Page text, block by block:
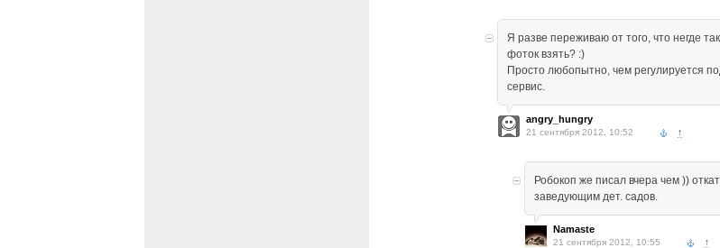
Я разве переживаю от того, что негде
фоток взять? :)
Просто любопытно, чем регулируется
сервис.
angry_hungry
21 сентября 2012, 10:52 ↑
Робокоп же писал вчера чем ))
заведующим дет. садов.
Namaste
21 сентября 2012, 10:55 ↑